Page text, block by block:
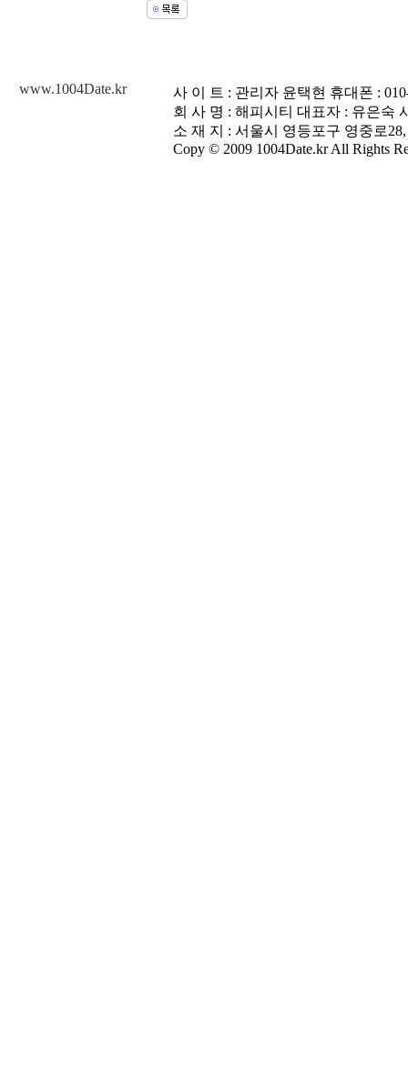
사 이 트 : 관리자 윤택현 휴대폰 :
회 사 명 : 해피시티 대표자 : 유은숙
소 재 지 : 서울시 영등포구 영중로
Copy © 2009 1004Date.kr All Rights
www.1004Date.kr